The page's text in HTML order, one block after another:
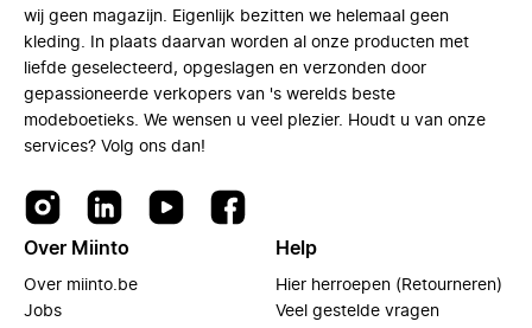
wij geen magazijn. Eigenlijk bezitten we helemaal geen
kleding. In plaats daarvan worden al onze producten met
liefde geselecteerd, opgeslagen en verzonden door
gepassioneerde verkopers van 's werelds beste
modeboetieks. We wensen u veel plezier. Houdt u van onze
services? Volg ons dan!
Over Miinto
Over miinto.be
Jobs
Help
Hier herroepen (Retourneren)
Veel gestelde vragen